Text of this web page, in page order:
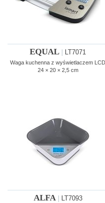
EQUAL LT7071
Waga kuchenna z wyświetlaczem LCD
24 × 20 × 2,5 cm
ALFA| LT7093